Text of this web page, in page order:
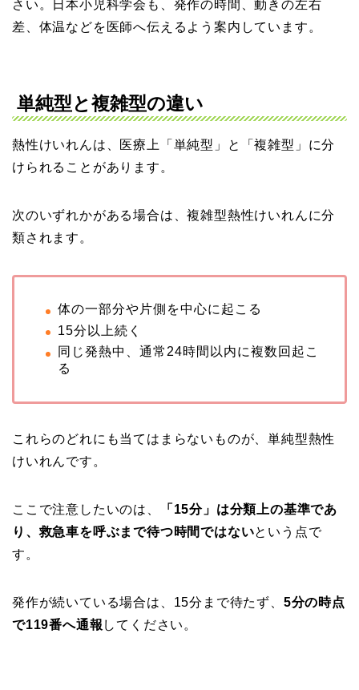
さい。日本小児科学会も、発作の時間、動きの左右
差、体温などを医師へ伝えるよう案内しています。
単純型と複雑型の違い
熱性けいれんは、医療上「単純型」と「複雑型」に分
けられることがあります。
次のいずれかがある場合は、複雑型熱性けいれんに分
類されます。
体の一部分や片側を中心に起こる
15分以上続く
同じ発熱中、通常24時間以内に複数回起こ
る
これらのどれにも当てはまらないものが、単純型熱性
けいれんです。
ここで注意したいのは、
「15分」は分類上の基準であ
り、救急車を呼ぶまで待つ時間ではないという点で
す。
発作が続いている場合は、15分まで待たず、 5分の時点
で119番へ通報 してください。